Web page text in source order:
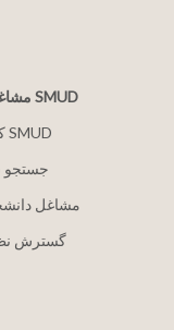
مشاغل در SMUD
کار در SMUD
مشاغل
گسترش